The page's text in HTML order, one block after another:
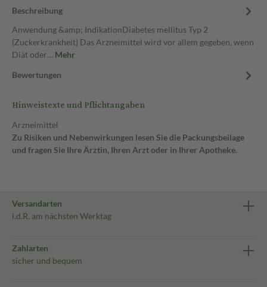
Beschreibung
Anwendung &amp; IndikationDiabetes mellitus Typ 2
(Zuckerkrankheit) Das Arzneimittel wird vor allem gegeben, wenn
Diät oder… Mehr
Bewertungen
Hinweistexte und Pflichtangaben
Arzneimittel
Zu Risiken und Nebenwirkungen lesen Sie die Packungsbeilage
und fragen Sie Ihre Ärztin, Ihren Arzt oder in Ihrer Apotheke.
Versandarten
i.d.R. am nächsten Werktag
Zahlarten
sicher und bequem